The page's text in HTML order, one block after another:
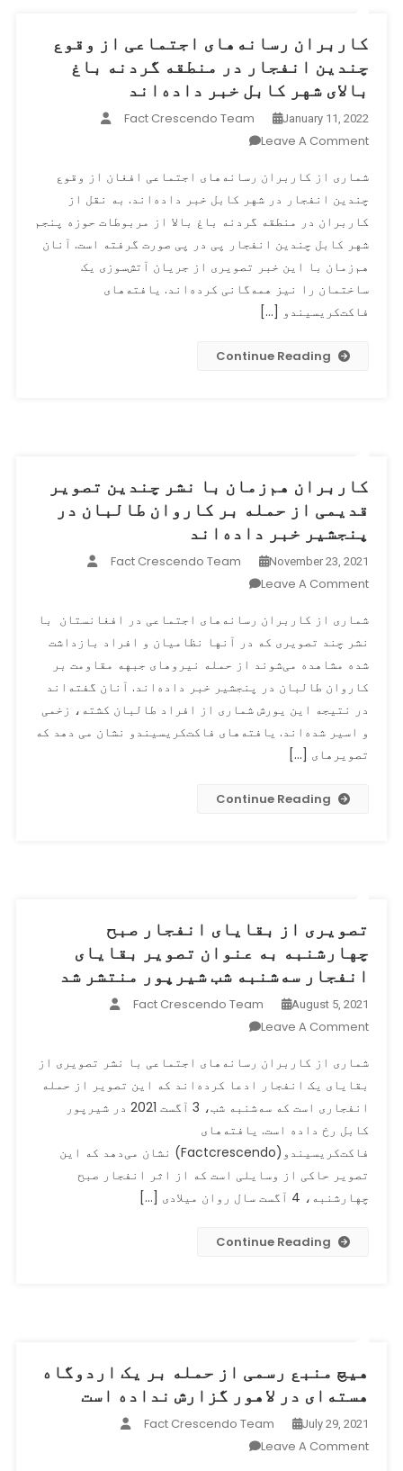
کاربران رسانه‌های اجتماعی از وقوع
چندین انفجار در منطقه گردنه باغ
بالای شهر کابل خبر داده‌اند
January 11, 2022
Fact Crescendo Team
Leave A Comment
رسانه‌های
اجتماعی
از
وقوع
انفجار
شماری از کاربران رسانه‌های اجتماعی افغان از وقوع
چندین انفجار در شهر کابل خبر داده‌اند. به نقل از
کاربران در منطقه گردنه باغ بالا از مربوطات حوزه پنجم
شهر کابل چندین انفجار پی در پی صورت گرفته است. آنان
هم‌زمان با این خبر تصویری از جریان آتش‌سوزی یک
ساختمان را نیز همه‌گانی کرده‌اند. یافته‌های
فاکت‌کریسیندو […]
Continue Reading
کاربران هم‌زمان با نشر چندین تصویر
قدیمی از حمله بر کاروان طالبان در
پنجشیر خبر داده‌اند
November 23, 2021
Fact Crescendo Team
Leave A Comment
هم‌زمان
با
نشر
چندین
تصویر
قدیمی
شماری از کاربران رسانه‌های اجتماعی در افغانستان با
نشر چند تصویری که در آنها نظامیان و افراد بازداشت
شده مشاهده می‌شوند از حمله نیروهای جبهه مقاومت بر
کاروان طالبان در پنجشیر خبر داده‌اند. آنان گفته‌اند
در نتیجه این یورش شماری از افراد طالبان کشته، زخمی
و اسیر شده‌اند. یافته‌های فاکت‌کریسیندو نشان می دهد که
تصویرهای […]
Continue Reading
تصویری از بقایای انفجار صبح
چهارشنبه به عنوان تصویر بقایای
انفجار سه‌شنبه شب شیرپور منتشر شد
August 5, 2021
Fact Crescendo Team
Leave A Comment
از
بقایای
انفجار
صبح
چهارشنبه
عنوان
شماری از کاربران رسانه‌های اجتماعی با نشر تصویری از
بقایای یک انفجار ادعا کرده‌اند که این تصویر از حمله
انفجاری است که سه‌شنبه شب، 3 آگست 2021 در شیرپور
کابل رخ داده است. یافته‌های
فاکت‌کریسیندو(Factcrescendo) نشان می‌دهد که این
تصویر حاکی از وسایلی است که از اثر انفجار صبح
چهارشنبه، 4 آگست سال روان میلادی […]
Continue Reading
هیچ منبع رسمی از حمله بر یک اردوگاه
هسته‌ای در لاهور گزارش نداده است
July 29, 2021
Fact Crescendo Team
Leave A Comment